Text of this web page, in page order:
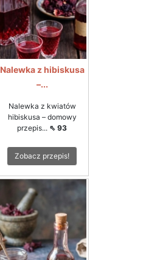
Nalewka z hibiskusa
–...
Nalewka z kwiatów
hibiskusa – domowy
przepis... ⇖ 93
Zobacz przepis!